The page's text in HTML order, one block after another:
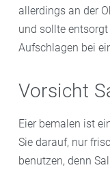
allerdings an der
und sollte
Aufschlagen bei
Vorsicht
Eier bemalen ist
Sie darauf, nur
benutzen, denn